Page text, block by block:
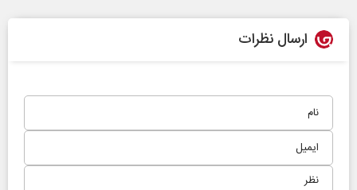
ارسال نظرات